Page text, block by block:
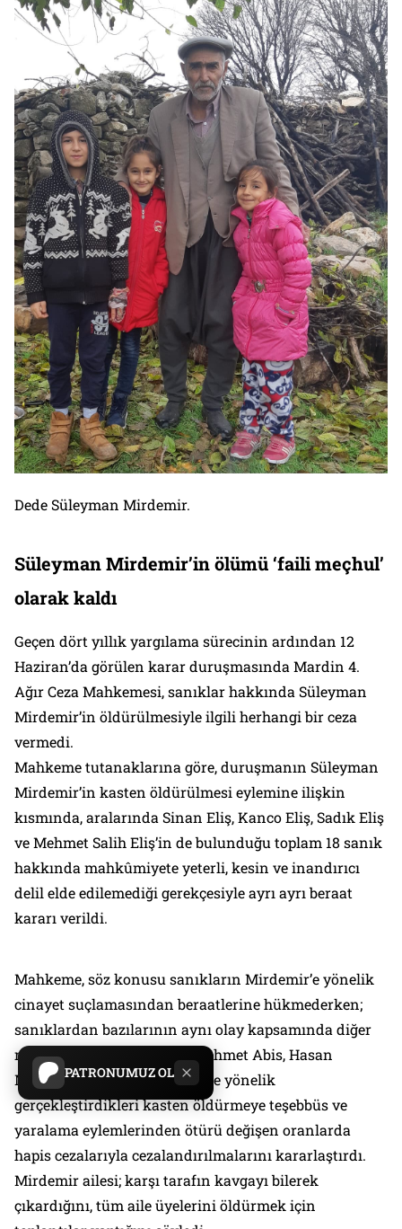
PATRONUMUZ OL
Dede Süleyman Mirdemir.
Süleyman Mirdemir’in ölümü ‘faili meçhul’
olarak kaldı
Geçen dört yıllık yargılama sürecinin ardından 12
Haziran’da görülen karar duruşmasında Mardin 4.
Ağır Ceza Mahkemesi, sanıklar hakkında Süleyman
Mirdemir’in öldürülmesiyle ilgili herhangi bir ceza
vermedi.
Mahkeme tutanaklarına göre, duruşmanın Süleyman
Mirdemir’in kasten öldürülmesi eylemine ilişkin
kısmında, aralarında Sinan Eliş, Kanco Eliş, Sadık Eliş
ve Mehmet Salih Eliş’in de bulunduğu toplam 18 sanık
hakkında mahkûmiyete yeterli, kesin ve inandırıcı
delil elde edilemediği gerekçesiyle ayrı ayrı beraat
kararı verildi.
Mahkeme, söz konusu sanıkların Mirdemir’e yönelik
cinayet suçlamasından beraatlerine hükmederken;
sanıklardan bazılarının aynı olay kapsamında diğer
mağdurlar Şeyhmus Abis, Mehmet Abis, Hasan
Mirdemir ve Baran Mirdemir’e yönelik
gerçekleştirdikleri kasten öldürmeye teşebbüs ve
yaralama eylemlerinden ötürü değişen oranlarda
hapis cezalarıyla cezalandırılmalarını kararlaştırdı.
Mirdemir ailesi; karşı tarafın kavgayı bilerek
çıkardığını, tüm aile üyelerini öldürmek için